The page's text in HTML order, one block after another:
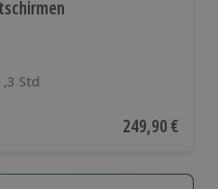
Std
auf 122 Bewertungen
Aktueller Preis
249,90 €